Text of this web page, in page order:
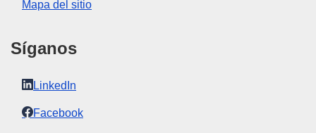
Mapa del sitio
Síganos
LinkedIn
Facebook